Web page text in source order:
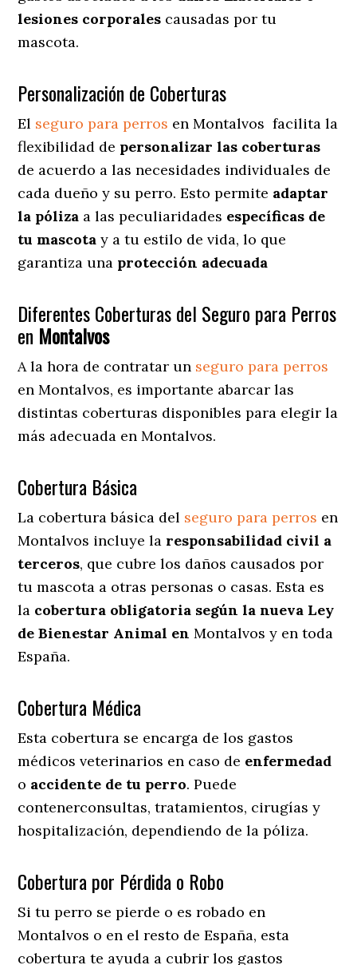
lesiones corporales causadas por tu
mascota.
Personalización de Coberturas
El seguro para perros en Montalvos facilita la
flexibilidad de personalizar las coberturas
de acuerdo a las necesidades individuales de
cada dueño y su perro. Esto permite adaptar
la póliza a las peculiaridades específicas de
tu mascota y a tu estilo de vida, lo que
garantiza una protección adecuada
Diferentes Coberturas del Seguro para Perros
en Montalvos
A la hora de contratar un seguro para perros
en Montalvos, es importante abarcar las
distintas coberturas disponibles para elegir la
más adecuada en Montalvos.
Cobertura Básica
La cobertura básica del seguro para perros en
Montalvos incluye la responsabilidad civil a
terceros, que cubre los daños causados por
tu mascota a otras personas o casas. Esta es
la cobertura obligatoria según la nueva Ley
de Bienestar Animal en Montalvos y en toda
España.
Cobertura Médica
Esta cobertura se encarga de los gastos
médicos veterinarios en caso de enfermedad
o accidente de tu perro. Puede
contenerconsultas, tratamientos, cirugías y
hospitalización, dependiendo de la póliza.
Cobertura por Pérdida o Robo
Si tu perro se pierde o es robado en
Montalvos o en el resto de España, esta
cobertura te ayuda a cubrir los gastos